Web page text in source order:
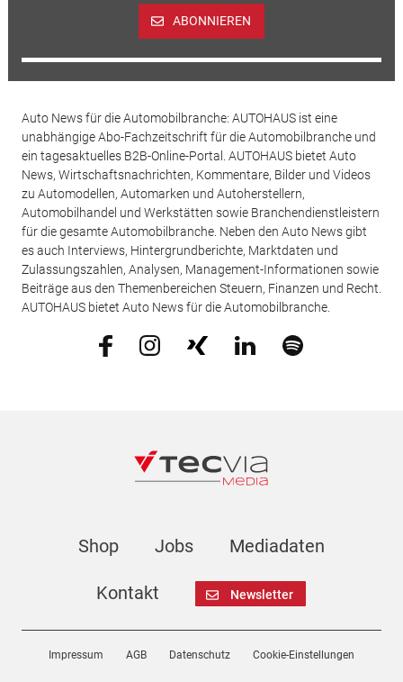
ABONNIEREN
Auto News für die Automobilbranche: AUTOHAUS ist eine
unabhängige Abo-Fachzeitschrift für die Automobilbranche und
ein tagesaktuelles B2B-Online-Portal. AUTOHAUS bietet Auto
News, Wirtschaftsnachrichten, Kommentare, Bilder und Videos
zu Automodellen, Automarken und Autoherstellern,
Automobilhandel und Werkstätten sowie Branchendienstleistern
für die gesamte Automobilbranche. Neben den Auto News gibt
es auch Interviews, Hintergrundberichte, Marktdaten und
Zulassungszahlen, Analysen, Management-Informationen sowie
Beiträge aus den Themenbereichen Steuern, Finanzen und Recht.
AUTOHAUS bietet Auto News für die Automobilbranche.
Shop Jobs Mediadaten
Kontakt Newsletter
Impressum AGB Datenschutz Cookie-Einstellungen